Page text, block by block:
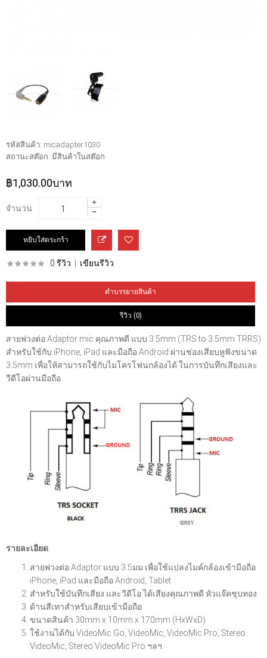
รหัสสินค้า: micadapter1030
สถานะสต๊อก: มีสินค้าในสต๊อก
฿1,030.00บาท
จำนวน
0 รีวิว เขียนรีวิว
คำบรรยายสินค้า
รีวิว (0)
สายพ่วงต่อ Adaptor mic คุณภาพดี แบบ 3.5mm (TRS to 3.5mm TRRS)
สำหรับใช้กับ iPhone, iPad และมือถือ Android ผ่านช่องเสียบหูฟังขนาด
3.5mm เพื่อให้สามารถใช้กับไมโครโฟนกล้องได้ ในการบันทึกเสียงและ
วีดีโอผ่านมือถือ
รายละเอียด
สายพ่วงต่อ Adaptor แบบ 3.5มม เพื่อใช้แปลงไมค์กล้องเข้ามือถือ
iPhone, iPad และมือถือ Android, Tablet
สำหรับใช้บันทึกเสียง และวีดีโอ ได้เสียงคุณภาพดี หัวแจ๊คชุบทอง
ด้านสีเทาสำหรับเสียบเข้ามือถือ
ขนาดสินค้า 30mm x 10mm x 170mm (HxWxD)
ใช้งานได้กับ VideoMic Go, VideoMic, VideoMic Pro, Stereo
VideoMic, Stereo VideoMic Pro ฯลฯ